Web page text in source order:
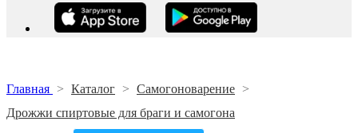
Главная > Каталог > Самогоноварение >
Дрожжи спиртовые для браги и самогона